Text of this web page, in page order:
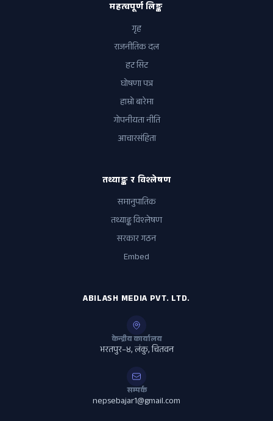
महत्वपूर्ण लिङ्क
गृह
राजनीतिक दल
हट सिट
घोषणा पत्र
हाम्रो बारेमा
गोपनीयता नीति
आचारसंहिता
तथ्याङ्क र विश्लेषण
समानुपातिक
तथ्याङ्क विश्लेषण
सरकार गठन
Embed
ABILASH MEDIA PVT. LTD.
केन्द्रीय कार्यालय
भरतपुर–४, लंकु, चितवन
सम्पर्क
nepsebajar1@gmail.com